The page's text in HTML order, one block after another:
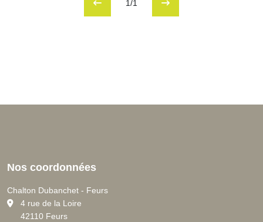
1/1
Nos coordonnées
Chalton Dubanchet - Feurs
4 rue de la Loire
42110 Feurs